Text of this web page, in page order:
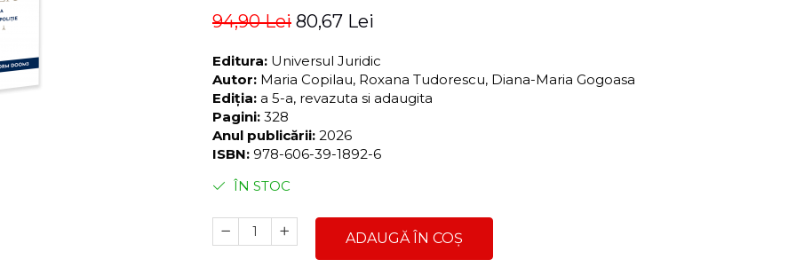
94,90 Lei 80,67 Lei
Editura: Universul Juridic
Autor: Maria Copilau, Roxana Tudorescu, Diana-Maria Gogoasa
Ediția: a 5-a, revazuta si adaugita
Pagini: 328
Anul publicării: 2026
ISBN: 978-606-39-1892-6
ÎN STOC
ADAUGĂ ÎN COȘ